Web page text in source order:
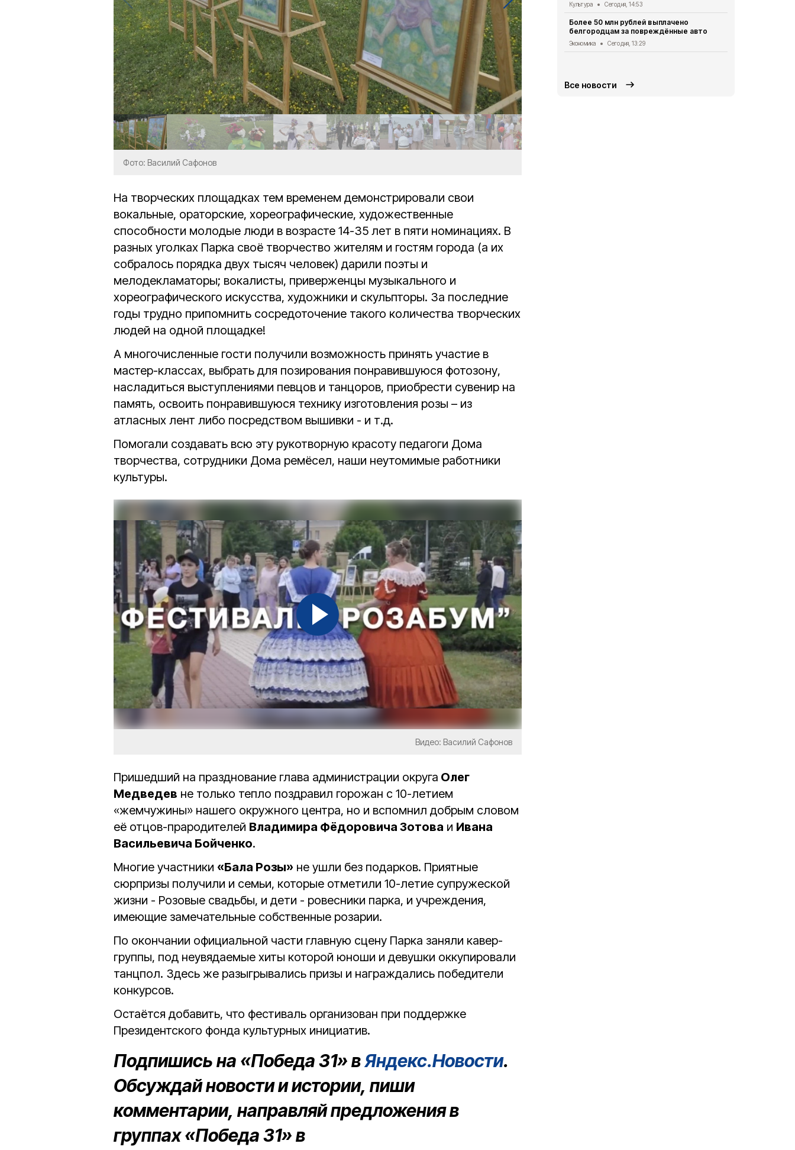
Фото: Василий Сафонов
На творческих площадках тем временем демонстрировали свои
вокальные, ораторские, хореографические, художественные
способности молодые люди в возрасте 14-35 лет в пяти номинациях. В
разных уголках Парка своё творчество жителям и гостям города (а их
собралось порядка двух тысяч человек) дарили поэты и
мелодекламаторы; вокалисты, приверженцы музыкального и
хореографического искусства, художники и скульпторы. За последние
годы трудно припомнить сосредоточение такого количества творческих
людей на одной площадке!
А многочисленные гости получили возможность принять участие в
мастер-классах, выбрать для позирования понравившуюся фотозону,
насладиться выступлениями певцов и танцоров, приобрести сувенир на
память, освоить понравившуюся технику изготовления розы – из
атласных лент либо посредством вышивки - и т.д.
Помогали создавать всю эту рукотворную красоту педагоги Дома
творчества, сотрудники Дома ремёсел, наши неутомимые работники
культуры.
Видео: Василий Сафонов
Пришедший на празднование глава администрации округа Олег
Медведев не только тепло поздравил горожан с 10-летием
«жемчужины» нашего окружного центра, но и вспомнил добрым словом
её отцов-прародителей Владимира Фёдоровича Зотова и Ивана
Васильевича Бойченко.
Многие участники «Бала Розы» не ушли без подарков. Приятные
сюрпризы получили и семьи, которые отметили 10-летие супружеской
жизни - Розовые свадьбы, и дети - ровесники парка, и учреждения,
имеющие замечательные собственные розарии.
По окончании официальной части главную сцену Парка заняли кавер-
группы, под неувядаемые хиты которой юноши и девушки оккупировали
танцпол. Здесь же разыгрывались призы и награждались победители
конкурсов.
Остаётся добавить, что фестиваль организован при поддержке
Президентского фонда культурных инициатив.
Подпишись на «Победа 31» вЯндекс.Новости.
Обсуждай новости и истории, пиши
комментарии, направляй предложения в
группах «Победа 31» в
Культура Сегодня, 14:53
Более 50 млн рублей выплачено
белгородцам за повреждённые авто
Экономика Сегодня, 13:29
Все новости